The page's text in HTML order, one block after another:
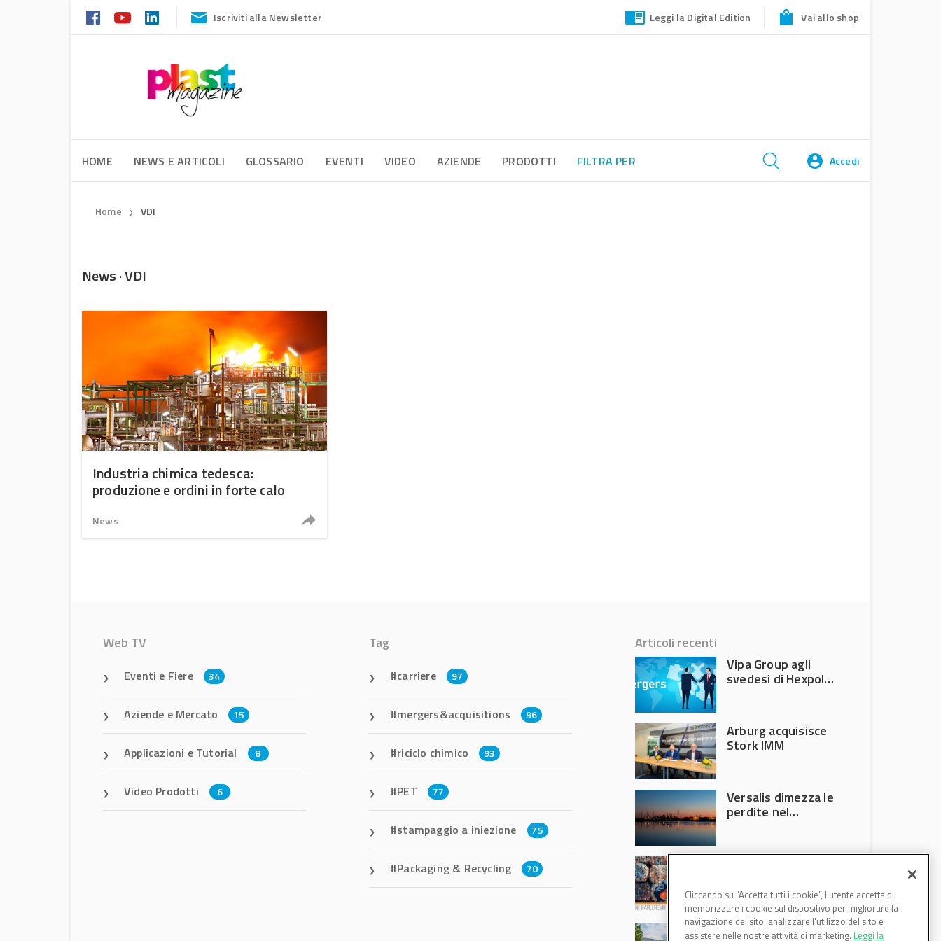
Iscriviti alla Newsletter Leggi la Digital Edition Vai allo shop
HOME NEWS E ARTICOLI GLOSSARIO EVENTI VIDEO AZIENDE PRODOTTI FILTRA PER Accedi
Home ❯ VDI
News · VDI
Industria chimica tedesca:
produzione e ordini in forte calo
News
Web TV
Eventi e Fiere 34
Aziende e Mercato 15
Applicazioni e Tutorial 8
Video Prodotti 6
Tag
carriere 97
mergers&acquisitions 96
riciclo chimico 93
PET 77
stampaggio a iniezione 75
Packaging & Recycling 70
Articoli recenti
Vipa Group agli
svedesi di Hexpol
Arburg acquisisce
Stork IMM
Versalis dimezza le
perdite nel
chiedono
intervento del
Governo
Basf Italia cresce
Cliccando su “Accetta tutti i cookie”, l'utente accetta di
memorizzare i cookie sul dispositivo per migliorare la
navigazione del sito, analizzare l'utilizzo del sito e
assistere nelle nostre attività di marketing. Leggi la